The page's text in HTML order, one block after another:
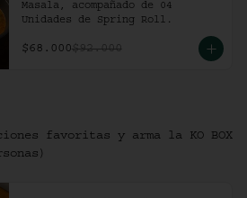
Masala, acompañado de 04
Unidades de Spring Roll.
$68.000$92.000
favoritas y arma la KO BOX